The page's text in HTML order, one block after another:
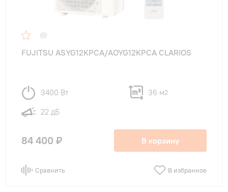
FUJITSU ASYG12KPCA/AOYG12KPCA CLARIOS
3400 Вт 36 м2
22 дБ
84 400 ₽ В корзину
Сравнить В избранное